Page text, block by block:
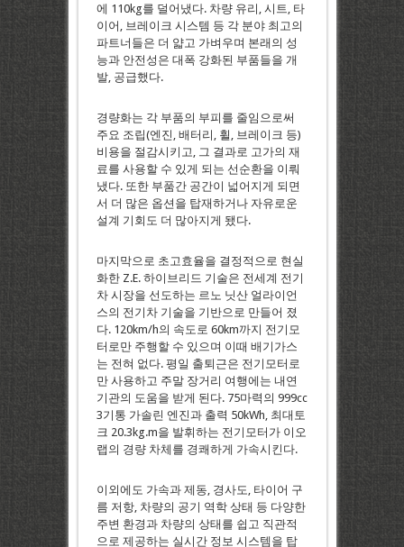
에 110kg를 덜어냈다. 차량 유리, 시트, 타
이어, 브레이크 시스템 등 각 분야 최고의
파트너들은 더 얇고 가벼우며 본래의 성
능과 안전성은 대폭 강화된 부품들을 개
발, 공급했다.
경량화는 각 부품의 부피를 줄임으로써
주요 조립(엔진, 배터리, 휠, 브레이크 등)
비용을 절감시키고, 그 결과로 고가의 재
료를 사용할 수 있게 되는 선순환을 이뤄
냈다. 또한 부품간 공간이 넓어지게 되면
서 더 많은 옵션을 탑재하거나 자유로운
설계 기회도 더 많아지게 됐다.
마지막으로 초고효율을 결정적으로 현실
화한 Z.E. 하이브리드 기술은 전세계 전기
차 시장을 선도하는 르노 닛산 얼라이언
스의 전기차 기술을 기반으로 만들어 졌
다. 120km/h의 속도로 60km까지 전기모
터로만 주행할 수 있으며 이때 배기가스
는 전혀 없다. 평일 출퇴근은 전기모터로
만 사용하고 주말 장거리 여행에는 내연
기관의 도움을 받게 된다. 75마력의 999cc
3기통 가솔린 엔진과 출력 50kWh, 최대토
크 20.3kg.m을 발휘하는 전기모터가 이오
랩의 경량 차체를 경쾌하게 가속시킨다.
이외에도 가속과 제동, 경사도, 타이어 구
름 저항, 차량의 공기 역학 상태 등 다양한
주변 환경과 차량의 상태를 쉽고 직관적
으로 제공하는 실시간 정보 시스템을 탑